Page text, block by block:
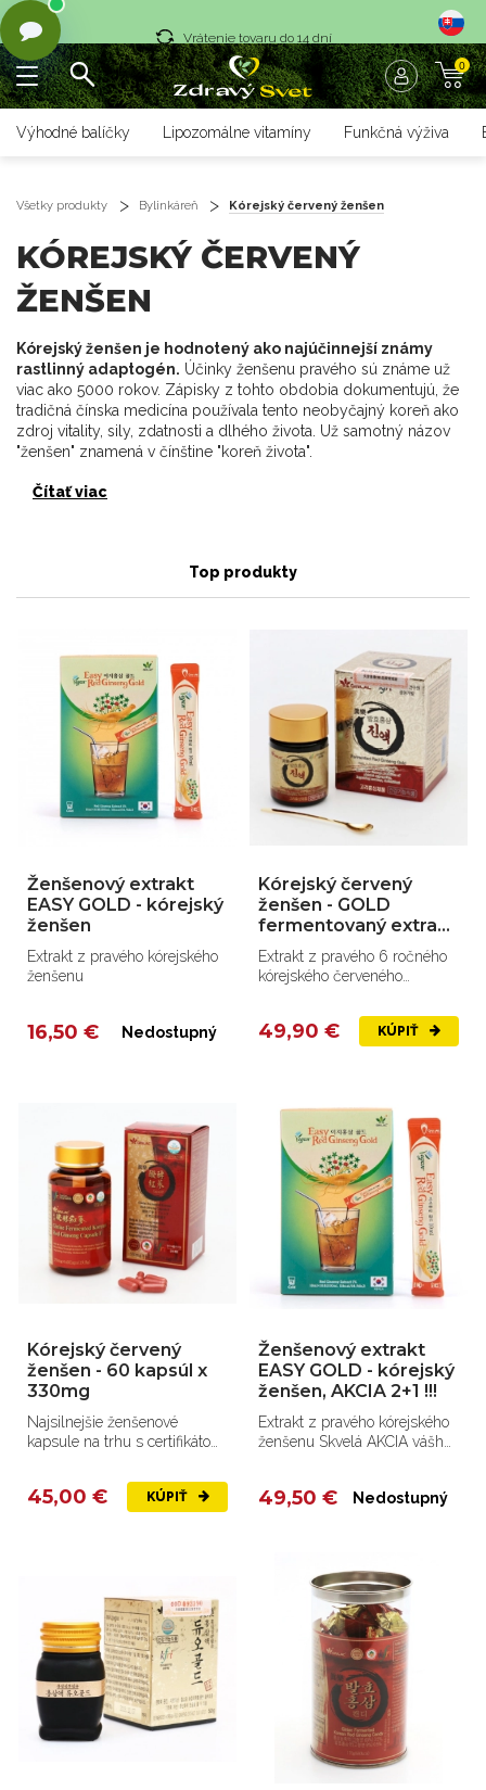
Rýchle dodanie <36 hod
Rýchle dodanie <36 hod
0
Výhodné balíčky Lipozomálne vitamíny Funkčná výživa
Všetky produkty Bylinkáreň Kórejský červený ženšen
KÓREJSKÝ ČERVENÝ
ŽENŠEN
Kórejský ženšen je hodnotený ako najúčinnejší známy
rastlinný adaptogén. Účinky ženšenu pravého sú známe už
viac ako 5000 rokov. Zápisky z tohto obdobia dokumentujú, že
tradičná čínska medicína používala tento neobyčajný koreň ako
zdroj vitality, sily, zdatnosti a dlhého života. Už samotný názov
"ženšen" znamená v čínštine "koreň života".
Čítať viac
Top produkty
Ženšenový extrakt
EASY GOLD - kórejský
ženšen
Extrakt z pravého kórejského
ženšenu
16,50 € Nedostupný
Kórejský červený
ženšen - GOLD
fermentovaný extrakt
50g
Extrakt z pravého 6 ročného
kórejského červeného
49,90 € KÚPIŤ
Kórejský červený
ženšen - 60 kapsúl x
330mg
Najsilnejšie ženšenové
kapsule na trhu s certifikátom
45,00 € KÚPIŤ
Ženšenový extrakt
EASY GOLD - kórejský
ženšen, AKCIA 2+1 !!!
Extrakt z pravého kórejského
ženšenu Skvelá AKCIA vášho
49,50 € Nedostupný